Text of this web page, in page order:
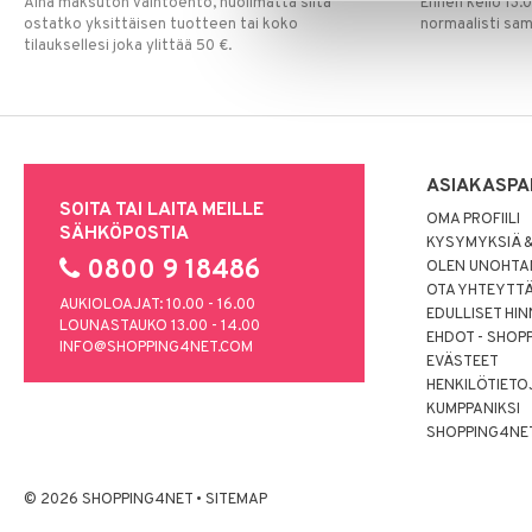
Leipäveitset
Veitsenteroittimet
ostatko yksittäisen tuotteen tai koko
tilauksellesi joka ylittää 50 €.
normaalisti
SOITA TAI LAITA MEILLE
SÄHKÖPOSTIA
0800 9 18486
AUKIOLOAJAT: 10.00 - 16.00
LOUNASTAUKO 13.00 - 14.00
INFO@SHOPPING4NET.COM
OMA PROFIILI
KYSYMYKSIÄ
OLEN
OTA
EDULLISET
EHDOT -
EVÄSTEET
KUMPPANIKSI
© 2026 SHOPPING4NET • SITEMAP